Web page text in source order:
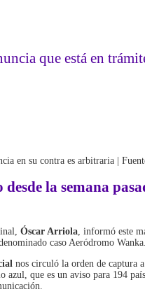
que está en
en su contra es arbitraria |
la semana
Óscar Arriola , informó este
caso Aeródromo Wanka.
nos circuló la orden de captura
que es un aviso para 194